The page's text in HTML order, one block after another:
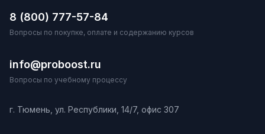
8 (800) 777-57-84
Вопросы по покупке, оплате и содержанию курсов
info@proboost.ru
Вопросы по учебному процессу
г. Тюмень, ул. Республики, 14/7, офис 307